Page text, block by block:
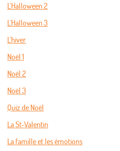
L'Halloween 2
L'Halloween 3
L'hiver
Noël 1
Noël 2
Noël 3
Quiz de Noël
La St-Valentin
La famille et les émotions